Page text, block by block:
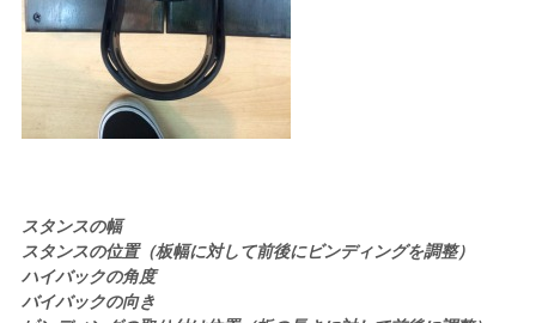
スタンスの幅
スタンスの位置（板幅に対して前後にビンディングを調整）
ハイバックの角度
バイバックの向き